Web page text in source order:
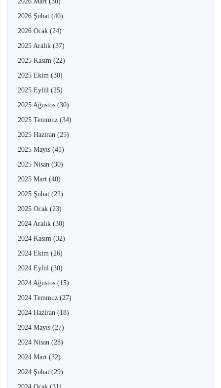
2026 Şubat (40)
2026 Ocak (24)
2025 Aralık (37)
2025 Kasım (22)
2025 Ekim (30)
2025 Eylül (25)
2025 Ağustos (30)
2025 Temmuz (34)
2025 Haziran (25)
2025 Mayıs (41)
2025 Nisan (30)
2025 Mart (40)
2025 Şubat (22)
2025 Ocak (23)
2024 Aralık (30)
2024 Kasım (32)
2024 Ekim (26)
2024 Eylül (30)
2024 Ağustos (15)
2024 Temmuz (27)
2024 Haziran (18)
2024 Mayıs (27)
2024 Nisan (28)
2024 Mart (32)
2024 Şubat (29)